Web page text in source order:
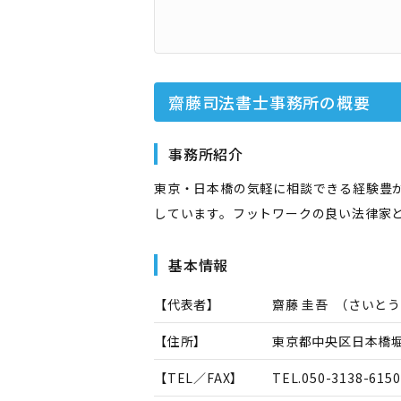
齋藤司法書士事務所の概要
事務所紹介
東京・日本橋の気軽に相談できる経験豊
しています。フットワークの良い法律
基本情報
【代表者】 齋藤 圭吾 （さいと
【住所】 東京都中央区日本橋
【TEL／FAX】 TEL.050-3138-6150